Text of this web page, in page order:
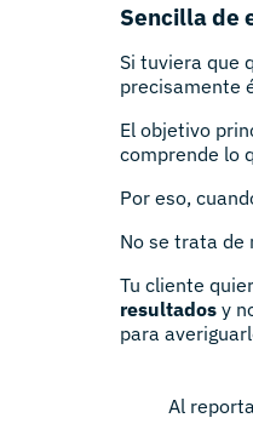
Sencilla de
Si tuviera que
precisamente
El objetivo
comprende lo
Por eso,
No se trata de
Tu cliente
resultados y
para
Al